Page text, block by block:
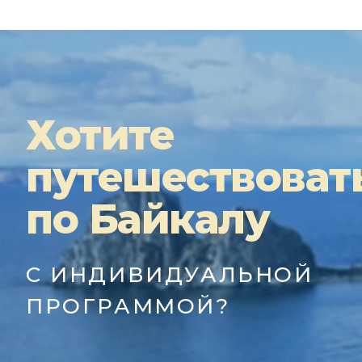
Хотите
по Байкалу
С ИНДИВИДУАЛЬНОЙ
ПРОГРАММОЙ?